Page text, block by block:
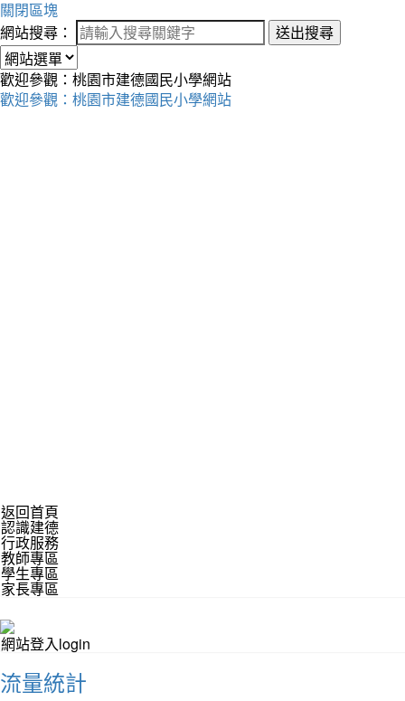
關閉區塊
網站搜尋：
送出搜尋
歡迎參觀：桃園市建德國民小學網站
歡迎參觀：桃園市建德國民小學網站
返回首頁
認識建德
行政服務
教師專區
學生專區
家長專區
網站登入login
流量統計